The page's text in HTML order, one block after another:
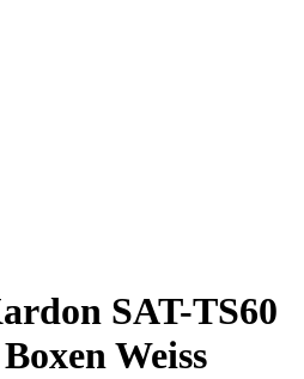
SAT-TS60
Weiss